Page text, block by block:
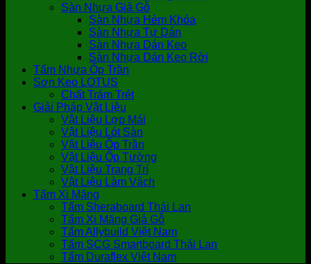
Sàn Nhựa Giả Gỗ
Sàn Nhựa Hèm Khóa
Sàn Nhựa Tự Dán
Sàn Nhựa Dán Keo
Sàn Nhựa Dán Keo Rời
Tấm Nhựa Ốp Trần
Sơn Keo LOTUS
Chất Trám Trét
Giải Pháp Vật Liệu
Vật Liệu Lợp Mái
Vật Liệu Lót Sàn
Vật Liệu Ốp Trần
Vật Liệu Ốp Tường
Vật Liệu Trang Trí
Vật Liệu Làm Vách
Tấm Xi Măng
Tấm Sheraboard Thái Lan
Tấm Xi Măng Giả Gỗ
Tấm Allybuild Việt Nam
Tấm SCG Smartboard Thái Lan
Tấm Duraflex Việt Nam